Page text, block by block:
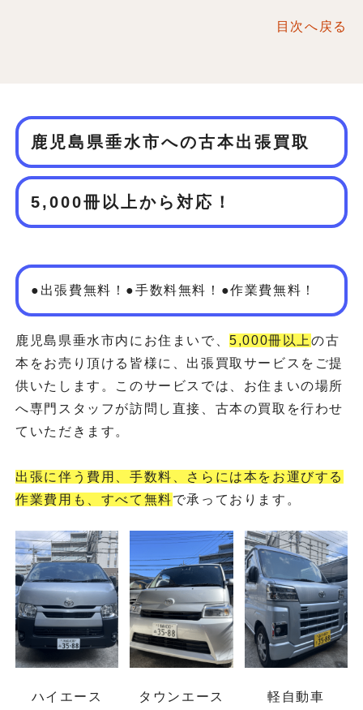
目次へ戻る
鹿児島県垂水市への古本出張買取
5,000冊以上から対応！
●出張費無料！●手数料無料！●作業費無料！
鹿児島県垂水市内にお住まいで、5,000冊以上 の古
本をお売り頂ける皆様に、出張買取サービスをご提
供いたします。このサービスでは、お住まいの場所
へ専門スタッフが訪問し直接、古本の買取を行わせ
ていただきます。
出張に伴う費用、手数料、さらには本をお運びする
作業費用も、すべて無料で承っております。
ハイエース タウンエース 軽自動車